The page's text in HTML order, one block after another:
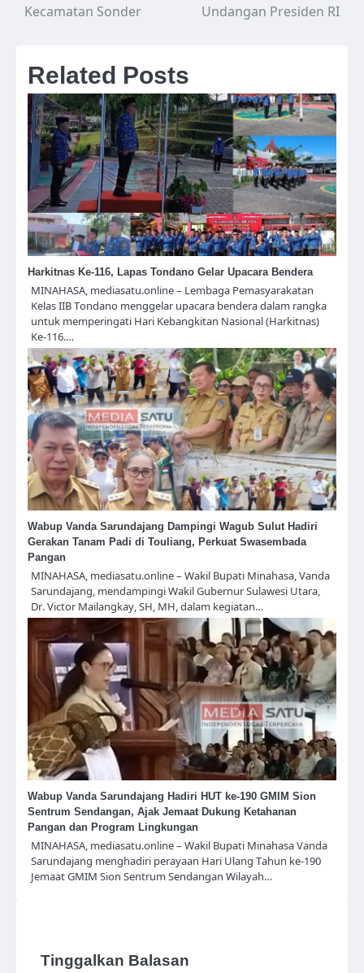
Kecamatan Sonder
Undangan Presiden RI
Related Posts
Harkitnas Ke-116, Lapas Tondano Gelar Upacara Bendera
MINAHASA, mediasatu.online – Lembaga Pemasyarakatan
Kelas IIB Tondano menggelar upacara bendera dalam rangka
untuk memperingati Hari Kebangkitan Nasional (Harkitnas)
Ke-116.…
Wabup Vanda Sarundajang Dampingi Wagub Sulut Hadiri
Gerakan Tanam Padi di Touliang, Perkuat Swasembada
Pangan
MINAHASA, mediasatu.online – Wakil Bupati Minahasa, Vanda
Sarundajang, mendampingi Wakil Gubernur Sulawesi Utara,
Dr. Victor Mailangkay, SH, MH, dalam kegiatan…
Wabup Vanda Sarundajang Hadiri HUT ke-190 GMIM Sion
Sentrum Sendangan, Ajak Jemaat Dukung Ketahanan
Pangan dan Program Lingkungan
MINAHASA, mediasatu.online – Wakil Bupati Minahasa Vanda
Sarundajang menghadiri perayaan Hari Ulang Tahun ke-190
Jemaat GMIM Sion Sentrum Sendangan Wilayah…
Tinggalkan Balasan